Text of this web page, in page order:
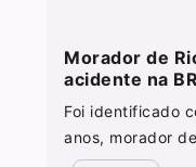
Morador de
acidente na
Foi identificado
anos, morador